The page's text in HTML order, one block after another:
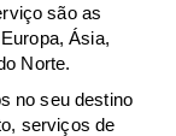
são as
Ásia,
Norte.
no seu destino
serviços de